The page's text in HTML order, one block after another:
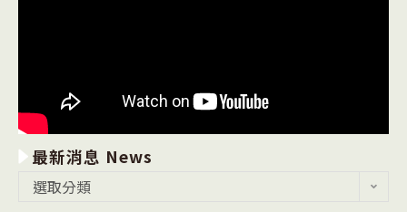
最新消息 News
選取分類